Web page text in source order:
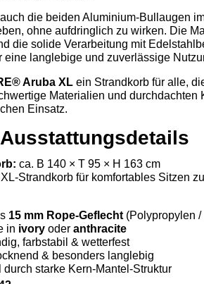
die beiden Aluminium-Bullaugen
ohne aufdringlich zu wirken. Die
die solide Verarbeitung mit
eine langlebige und zuverlässige
Aruba XL ein Strandkorb für alle,
Materialien und durchdachten
Einsatz.
ca. B 140 × T 95 × H 163 cm
XL-Strandkorb für komfortables Sitzen
15 mm Rope-Geflecht (Polypropylen
in ivory oder anthracite
farbstabil & wetterfest
& besonders langlebig
durch starke Kern-Mantel-Struktur